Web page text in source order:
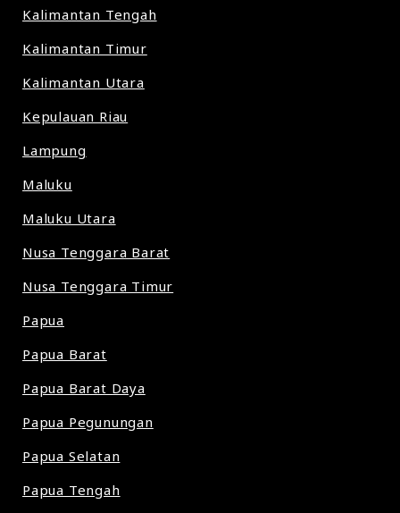
Kalimantan Tengah
Kalimantan Timur
Kalimantan Utara
Kepulauan Riau
Lampung
Maluku
Maluku Utara
Nusa Tenggara Barat
Nusa Tenggara Timur
Papua
Papua Barat
Papua Barat Daya
Papua Pegunungan
Papua Selatan
Papua Tengah